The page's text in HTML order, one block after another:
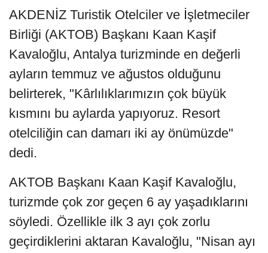
AKDENİZ Turistik Otelciler ve İşletmeciler
Birliği (AKTOB) Başkanı Kaan Kaşif
Kavaloğlu, Antalya turizminde en değerli
ayların temmuz ve ağustos olduğunu
belirterek, "Kârlılıklarımızın çok büyük
kısmını bu aylarda yapıyoruz. Resort
otelciliğin can damarı iki ay önümüzde"
dedi.
AKTOB Başkanı Kaan Kaşif Kavaloğlu,
turizmde çok zor geçen 6 ay yaşadıklarını
söyledi. Özellikle ilk 3 ayı çok zorlu
geçirdiklerini aktaran Kavaloğlu, "Nisan ayı